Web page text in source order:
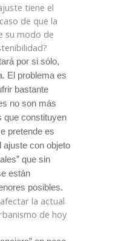
tiene el
de que la
su modo de
por si sólo,
El problema es
bastante
no son más
que constituyen
pretende es
con objeto
que sin
están
posibles.
la actual
de hoy